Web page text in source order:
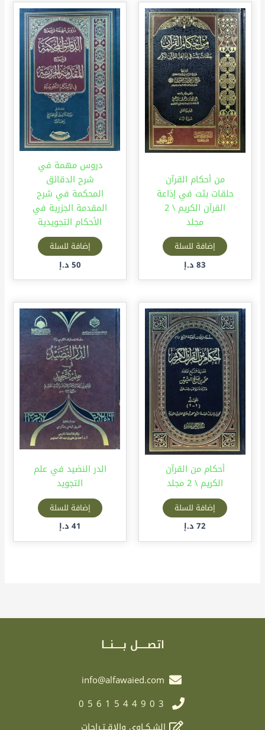
من أحكام القرآن
حلقات بثت في إذاعة
القرآن الكريم \ 2
مجلد
إضافة للسلة
83 د.إ
دروس مهمة في
شرح الدقائق
المحكمة في شرح
المقدمة الجزرية في
الأحكام التجويدية
إضافة للسلة
50 د.إ
أحكام من القرآن
الكريم \ 2 مجلد
إضافة للسلة
72 د.إ
الدر النضيد في علم
التجويد
إضافة للسلة
41 د.إ
اتصـــــل بـــــنـــا
info@alfawaied.com
0561544903